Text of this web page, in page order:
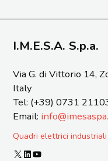
I.M.E.S.A. S.p.a.
Via G. di Vittorio 14,
Italy
Tel: (+39) 0731
Email:
Quadri elettrici industriali
X LinkedIn YouTube